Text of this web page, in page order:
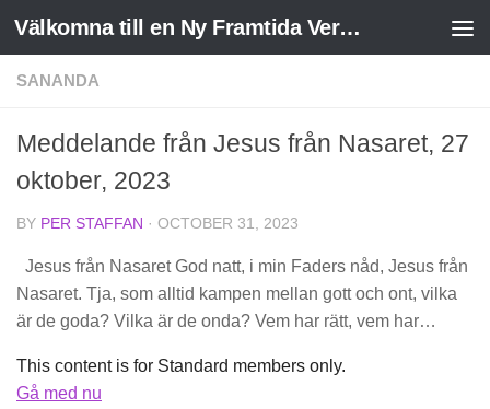
Skip to content Välkomna till en Ny Framtida Verklighet
SANANDA
Meddelande från Jesus från Nasaret, 27
oktober, 2023
BY PER STAFFAN · OCTOBER 31, 2023
Jesus från Nasaret God natt, i min Faders nåd, Jesus från
Nasaret. Tja, som alltid kampen mellan gott och ont, vilka
är de goda? Vilka är de onda? Vem har rätt, vem har…
This content is for Standard members only.
Gå med nu